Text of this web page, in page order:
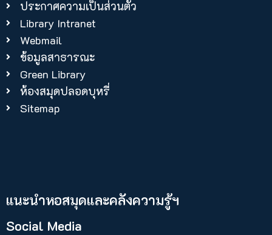
ประกาศความเป็นส่วนตัว
Library Intranet
Webmail
ข้อมูลสาธารณะ
Green Library
ห้องสมุดปลอดบุหรี่
Sitemap
แนะนำหอสมุดและคลังความรู้ฯ​
Social Media